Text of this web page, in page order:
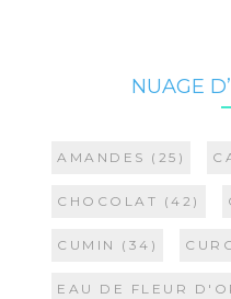
NUAGE
AMANDES (25)
CHOCOLAT (42)
CUMIN (34)
EAU DE FLEUR